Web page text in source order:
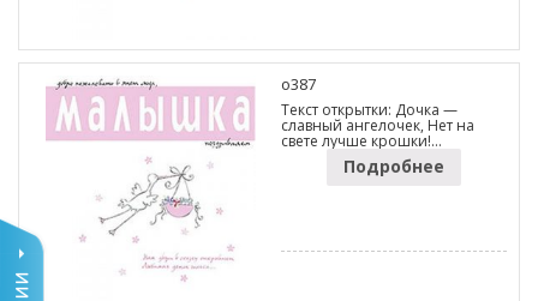
o387
Текст открытки: Дочка —
славный ангелочек, Нет на
свете лучше крошки!…
Подробнее